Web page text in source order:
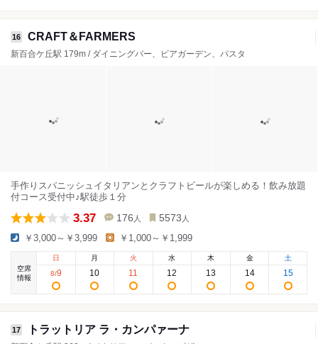
16 CRAFT＆FARMERS
新百合ケ丘駅 179m / ダイニングバー、ビアガーデン、パスタ
手作りスパニッシュイタリアンとクラフトビールが楽しめる！飲み放題
付コース受付中♪駅徒歩１分
3.37 176 人 5573 人
￥3,000～￥3,999 ￥1,000～￥1,999
空席
情報
日
8/9
月
10
火
11
水
12
木
13
金
14
土
15
17 トラットリア ラ・カンパァーナ